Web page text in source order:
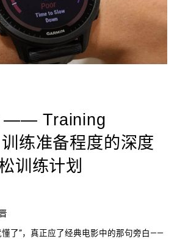
—— Training
练准备程度的深度
训练计划
懂了”，真正应了经典电影中的那句旁白——